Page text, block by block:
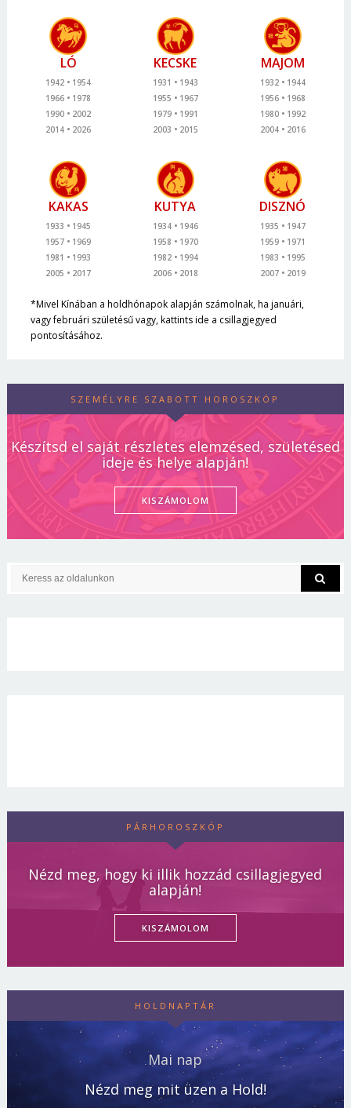
LÓ
1942
1954
1966
1978
1990
2002
2014
2026
KECSKE
1931
1943
1955
1967
1979
1991
2003
2015
MAJOM
1932
1944
1956
1968
1980
1992
2004
2016
KAKAS
1933
1945
1957
1969
1981
1993
2005
2017
KUTYA
1934
1946
1958
1970
1982
1994
2006
2018
DISZNÓ
1935
1947
1959
1971
1983
1995
2007
2019
*Mivel Kínában a holdhónapok alapján számolnak, ha januári,
vagy februári születésű vagy, kattints ide a csillagjegyed
pontosításához.
SZEMÉLYRE SZABOTT HOROSZKÓP
Készítsd el saját részletes elemzésed, születésed
ideje és helye alapján!
KISZÁMOLOM
PÁRHOROSZKÓP
Nézd meg, hogy ki illik hozzád csillagjegyed
alapján!
KISZÁMOLOM
HOLDNAPTÁR
Mai nap
Nézd meg mit üzen a Hold!